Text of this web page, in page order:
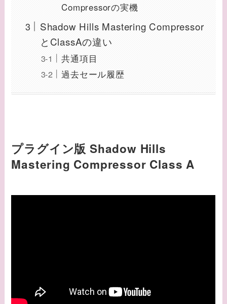
Compressorの実機
Shadow Hills Mastering Compressor
とClassAの違い
共通項目
過去セール履歴
プラグイン版 Shadow Hills
Mastering Compressor Class A